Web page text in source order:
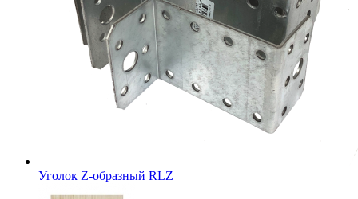
Уголок Z-образный RLZ